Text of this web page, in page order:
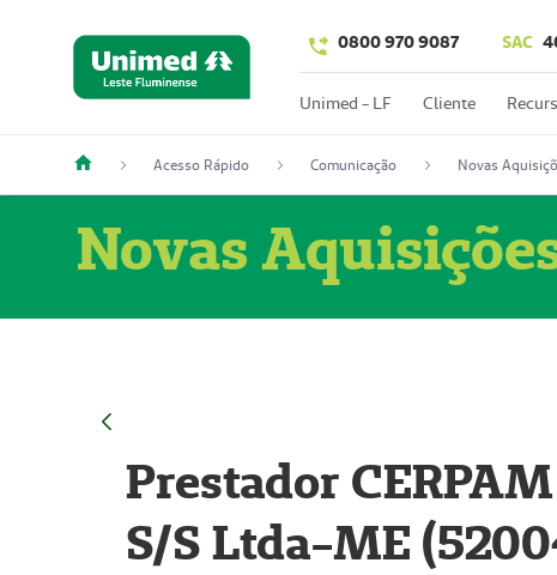
0800 970 9087 SAC
Unimed - LF Cliente
Acesso Rápido Comunicação Novas
Novas
Prestador
S/S Ltda-ME